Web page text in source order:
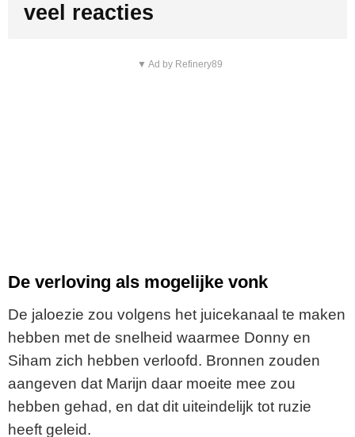
veel reacties
▼ Ad by Refinery89
De verloving als mogelijke vonk
De jaloezie zou volgens het juicekanaal te maken
hebben met de snelheid waarmee Donny en
Siham zich hebben verloofd. Bronnen zouden
aangeven dat Marijn daar moeite mee zou
hebben gehad, en dat dit uiteindelijk tot ruzie
heeft geleid.